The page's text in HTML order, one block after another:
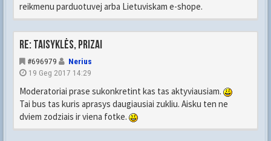
reikmenu parduotuvej arba Lietuviskam e-shope.
Re: Taisyklės, prizai
#696979
Nerius
19 Geg 2017 14:29
Moderatoriai prase sukonkretint kas tas aktyviausiam.
Tai bus tas kuris aprasys daugiausiai zukliu. Aisku ten ne
dviem zodziais ir viena fotke.